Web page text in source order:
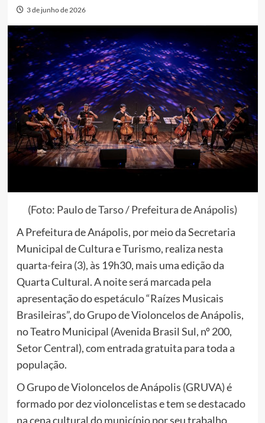
3 de junho de 2026
(Foto: Paulo de Tarso / Prefeitura de Anápolis)
A Prefeitura de Anápolis, por meio da Secretaria
Municipal de Cultura e Turismo, realiza nesta
quarta-feira (3), às 19h30, mais uma edição da
Quarta Cultural. A noite será marcada pela
apresentação do espetáculo “Raízes Musicais
Brasileiras”, do Grupo de Violoncelos de Anápolis,
no Teatro Municipal (Avenida Brasil Sul, nº 200,
Setor Central), com entrada gratuita para toda a
população.
O Grupo de Violoncelos de Anápolis (GRUVA) é
formado por dez violoncelistas e tem se destacado
na cena cultural do município por seu trabalho